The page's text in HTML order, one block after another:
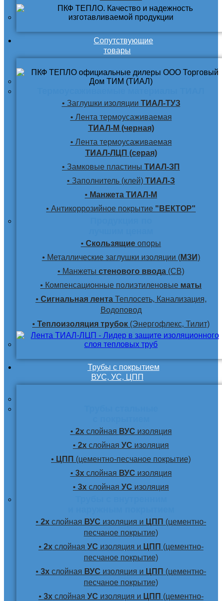
Сопутствующие
товары
• Заглушки изоляции ТИАЛ-ТУЗ
• Лента термоусаживаемая
ТИАЛ-М (черная)
• Лента термоусаживаемая
ТИАЛ-ЛЦП (серая)
• Замковые пластины ТИАЛ-ЗП
• Заполнитель (клей) ТИАЛ-З
• Манжета ТИАЛ-М
• Антикоррозийное покрытие "ВЕКТОР"
• Скользящие опоры
• Металлические заглушки изоляции (МЗИ)
• Манжеты стенового ввода (СВ)
• Компенсационные полиэтиленовые маты
• Сигнальная лентаТеплосеть, Канализация,
Водоповод
• Теплоизоляция трубок (Энергофлекс, Тилит)
Трубы с покрытием
ВУС, УС, ЦПП
• 2хслойная ВУС изоляция
• 2х слойная УС изоляция
• ЦПП (цементно-песчаное покрытие)
• 3хслойная ВУС изоляция
• 3х слойная УС изоляция
• 2х слойная ВУС изоляция и ЦПП (цементно-
песчаное покрытие)
• 2хслойная УС изоляция и ЦПП (цементно-
песчаное покрытие)
• 3х слойная ВУС изоляция и ЦПП (цементно-
песчаное покрытие)
• 3хслойная УС изоляция и ЦПП (цементно-